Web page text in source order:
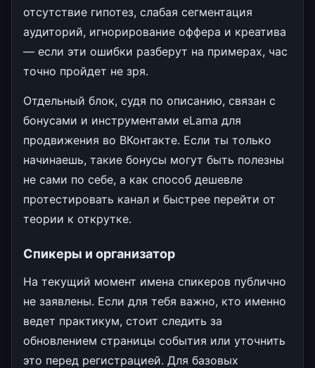
отсутствие гипотез, слабая сегментация
аудиторий, игнорирование оффера и креатива
— если эти ошибки разберут на примерах, час
точно пройдет не зря.
Отдельный блок, судя по описанию, связан с
бонусами и инструментами eLama для
продвижения во ВКонтакте. Если ты только
начинаешь, такие бонусы могут быть полезны
не сами по себе, а как способ дешевле
протестировать канал и быстрее перейти от
теории к открутке.
Спикеры и организатор
На текущий момент имена спикеров публично
не заявлены. Если для тебя важно, кто именно
ведет практикум, стоит следить за
обновлением страницы события или уточнить
это перед регистрацией. Для базовых